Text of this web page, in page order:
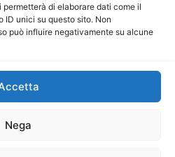
di elaborare dati come il
ID unici su questo sito. Non
può influire negativamente su alcune
Nega
Maurizio Scaglione
Maria Calabrese
06334930820
Società Cooperativa a r.l. è
di Comunicazione al